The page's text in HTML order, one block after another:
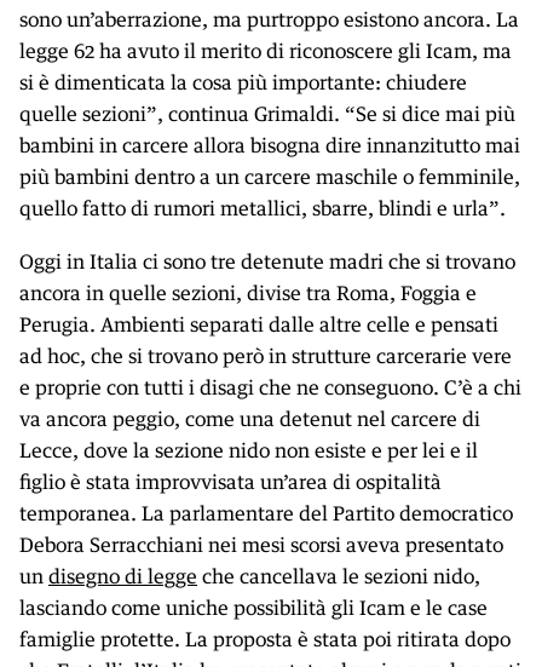
sono un’aberrazione, ma purtroppo esistono ancora. La
legge 62 ha avuto il merito di riconoscere gli Icam, ma
si è dimenticata la cosa più importante: chiudere
quelle sezioni”, continua Grimaldi. “Se si dice mai più
bambini in carcere allora bisogna dire innanzitutto mai
più bambini dentro a un carcere maschile o femminile,
quello fatto di rumori metallici, sbarre, blindi e urla”.
Oggi in Italia ci sono tre detenute madri che si trovano
ancora in quelle sezioni, divise tra Roma, Foggia e
Perugia. Ambienti separati dalle altre celle e pensati
ad hoc, che si trovano però in strutture carcerarie vere
e proprie con tutti i disagi che ne conseguono. C’è a chi
va ancora peggio, come una detenut nel carcere di
Lecce, dove la sezione nido non esiste e per lei e il
figlio è stata improvvisata un’area di ospitalità
temporanea. La parlamentare del Partito democratico
Debora Serracchiani nei mesi scorsi aveva presentato
un disegno di legge che cancellava le sezioni nido,
lasciando come uniche possibilità gli Icam e le case
famiglie protette. La proposta è stata poi ritirata dopo